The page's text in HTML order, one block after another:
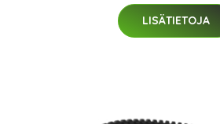
LISÄTIETOJA